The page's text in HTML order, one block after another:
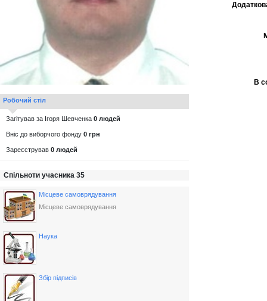
Робочий стіл
Загітував за Ігоря Шевченка 0 людей
Вніс до виборчого фонду 0 грн
Зареєстрував 0 людей
Спільноти учасника 35
Місцеве самоврядування
Місцеве самоврядування
Наука
Збір підписів
В